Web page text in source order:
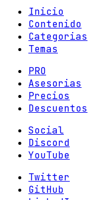
Inicio
Contenido
Categorias
Temas
PRO
Asesorias
Precios
Descuentos
Social
Discord
YouTube
Twitter
GitHub